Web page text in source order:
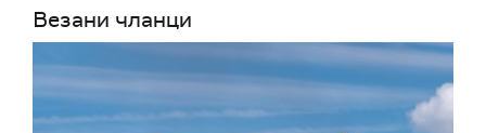
Везани чланци